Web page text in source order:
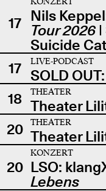
17 Nils
Tour 2026|
Suicide
17
LIVE-PODCAST
SOLD
18
THEATER
Theater
20
THEATER
Theater
20
KONZERT
LSO:
Lebens